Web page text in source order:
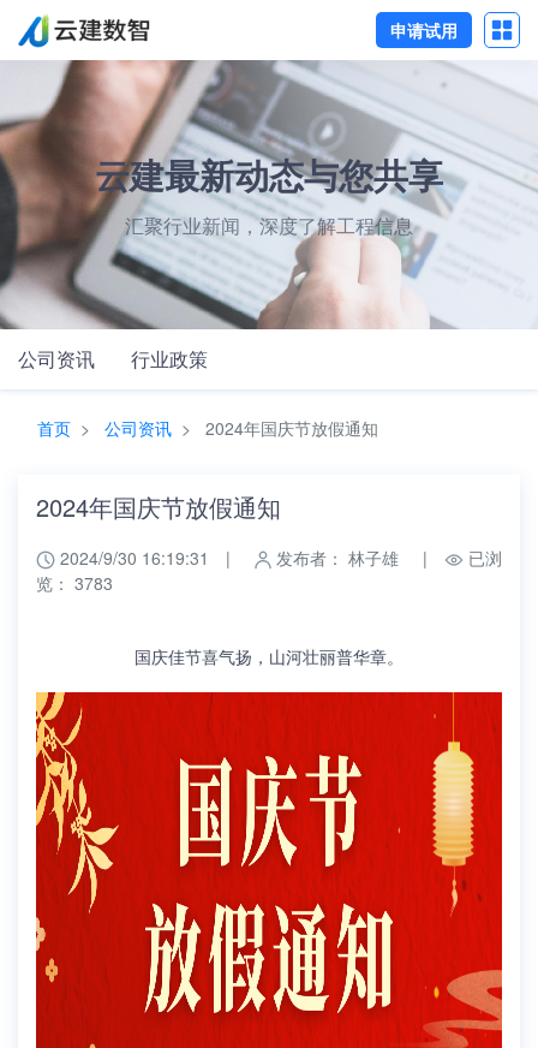
申请试用
云建最新动态与您共享
汇聚行业新闻，深度了解工程信息
公司资讯 行业政策
首页 公司资讯 2024年国庆节放假通知
2024年国庆节放假通知
2024/9/30 16:19:31 | 发布者： 林子雄 |
已浏
览： 3783
国庆佳节喜气扬，山河壮丽普华章。